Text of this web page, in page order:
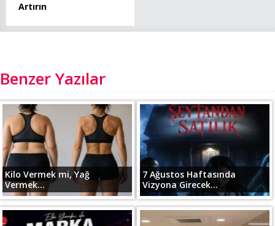
Artırın
Benzer Yazılar
Kilo Vermek mi, Yağ
Vermek...
7 Ağustos Haftasında
Vizyona Girecek...